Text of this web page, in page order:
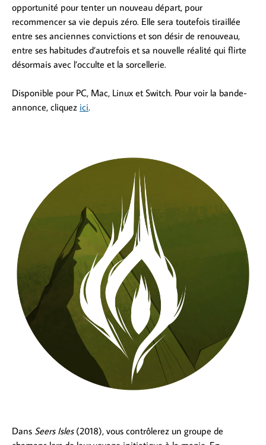
opportunité pour tenter un nouveau départ, pour
recommencer sa vie depuis zéro. Elle sera toutefois tiraillée
entre ses anciennes convictions et son désir de renouveau,
entre ses habitudes d’autrefois et sa nouvelle réalité qui flirte
désormais avec l’occulte et la sorcellerie.
Disponible pour PC, Mac, Linux et Switch. Pour voir la bande-
annonce, cliquez ici.
Dans Seers Isles (2018), vous contrôlerez un groupe de